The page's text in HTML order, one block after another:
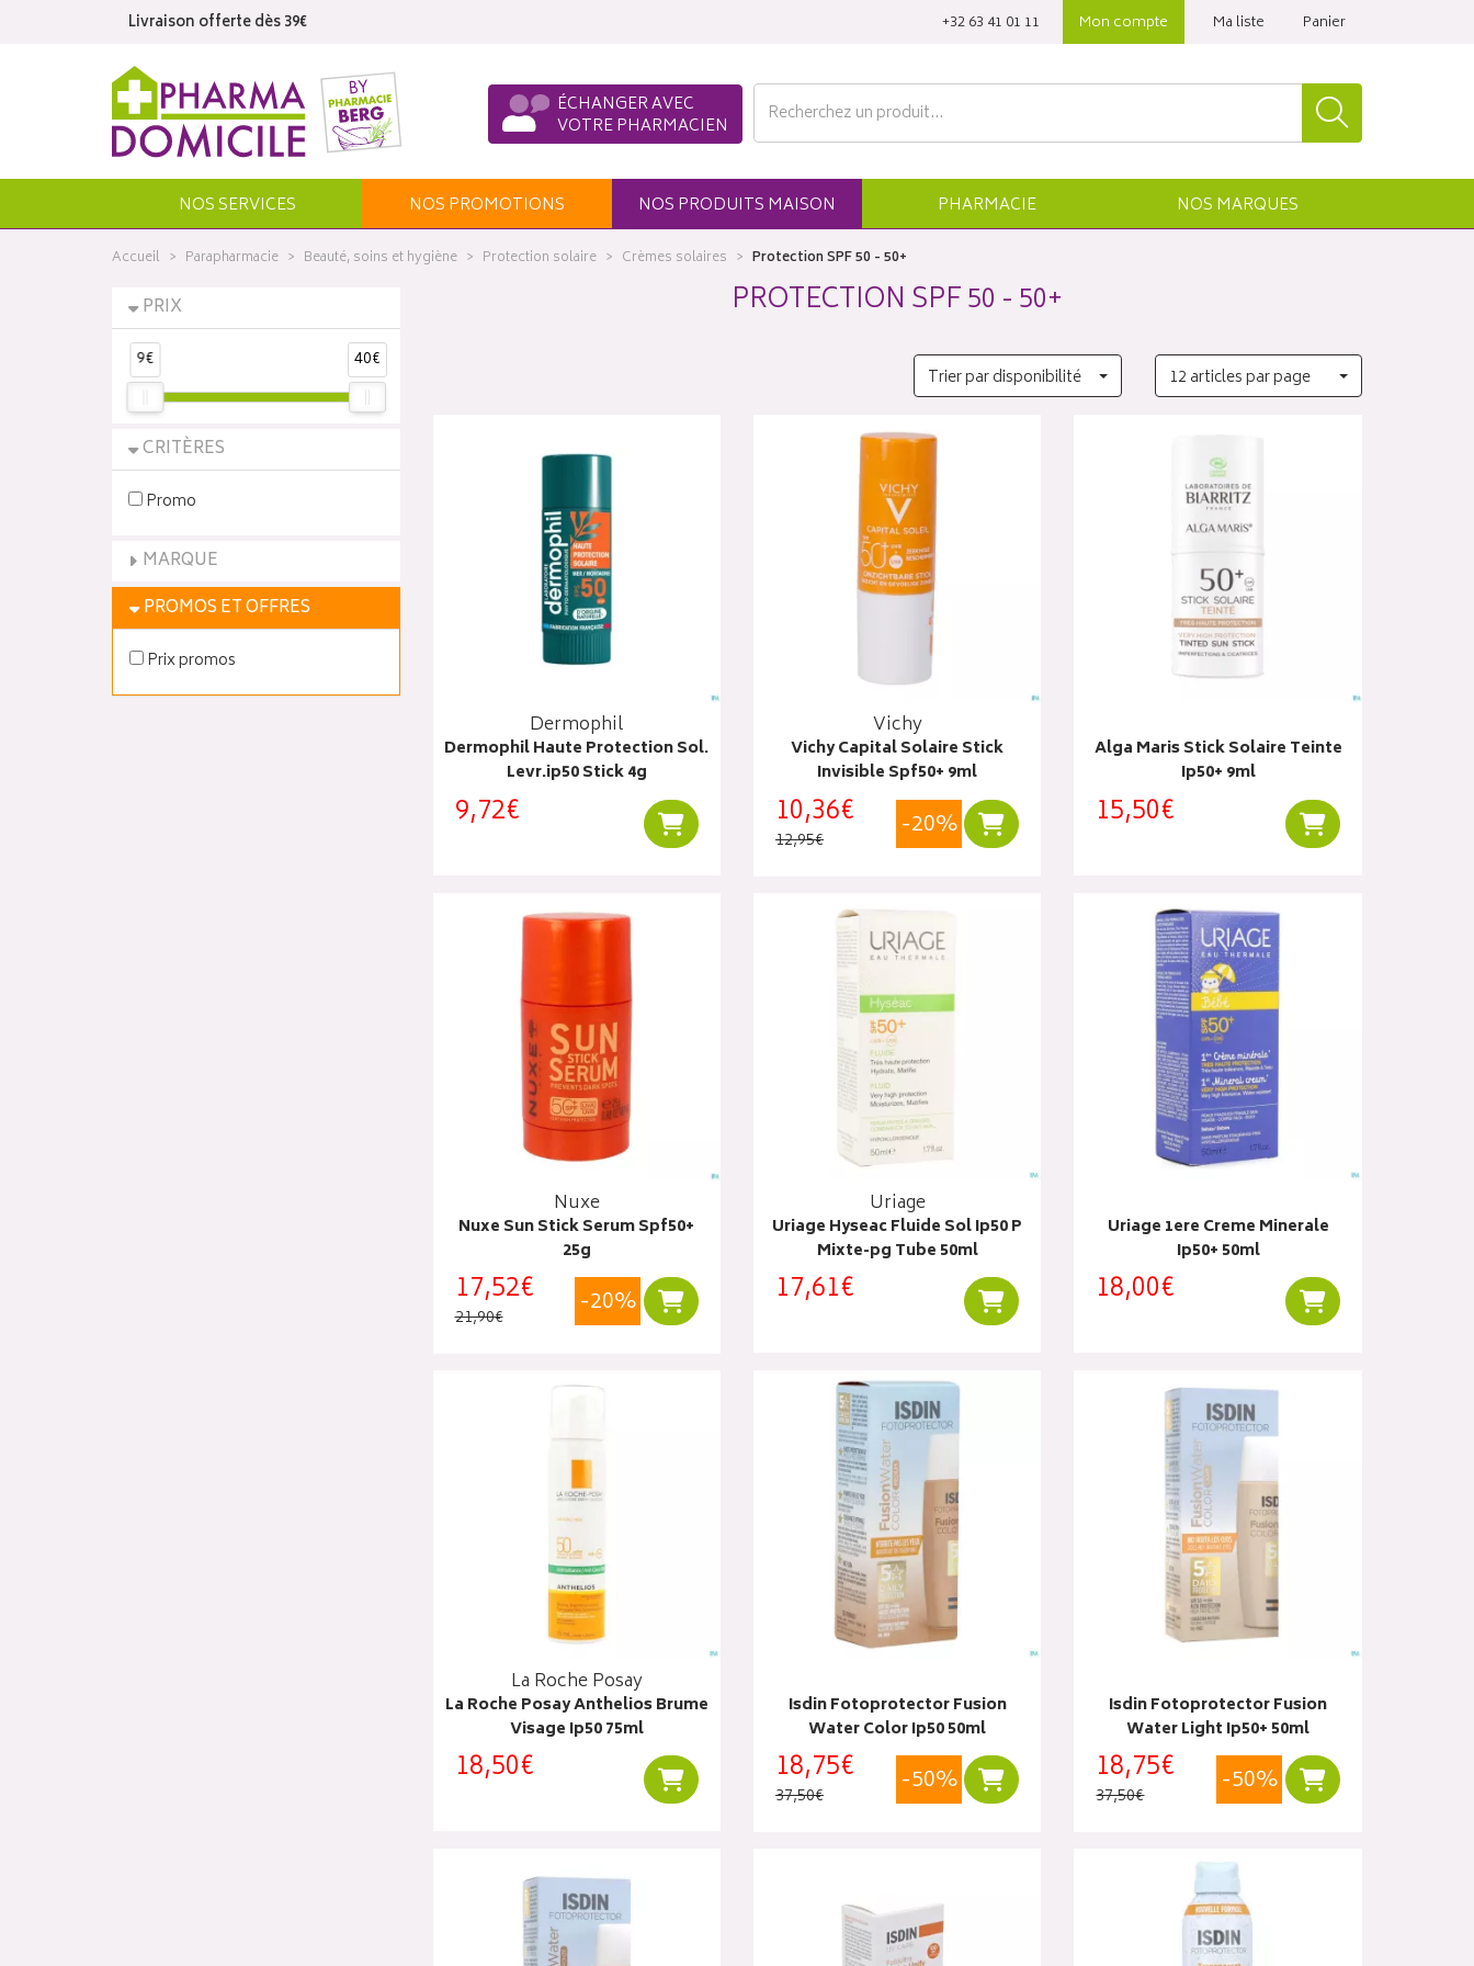
Livraison offerte dès 39€ ‭+32 63 41 01 11‬ Mon compte Ma liste Panier
ÉCHANGER AVEC
VOTRE PHARMACIEN
NOS SERVICES NOS PROMOTIONS NOS PRODUITS MAISON PHARMACIE NOS MARQUES
Accueil Parapharmacie Beauté, soins et hygiène Protection solaire Crèmes solaires Protection SPF 50 - 50+
PRIX
9€ 40€
CRITÈRES
Promo
MARQUE
PROMOS ET OFFRES
Prix promos
PROTECTION SPF 50 - 50+
Trier par disponibilité 12 articles par page
Dermophil
Dermophil Haute Protection Sol.
Levr.ip50 Stick 4g
9,72€ Ajouter au panier
Vichy
Vichy Capital Solaire Stick
Invisible Spf50+ 9ml
10,36€
12,95€ -20% Ajouter au panier
Alga Maris Stick Solaire Teinte
Ip50+ 9ml
15,50€ Ajouter au panier
Nuxe
Nuxe Sun Stick Serum Spf50+
25g
17,52€
21,90€ -20% Ajouter au panier
Uriage
Uriage Hyseac Fluide Sol Ip50 P
Mixte-pg Tube 50ml
17,61€ Ajouter au panier
Uriage 1ere Creme Minerale
Ip50+ 50ml
18,00€ Ajouter au panier
La Roche Posay
La Roche Posay Anthelios Brume
Visage Ip50 75ml
18,50€ Ajouter au panier
Isdin Fotoprotector Fusion
Water Color Ip50 50ml
18,75€
37,50€ -50% Ajouter au panier
Isdin Fotoprotector Fusion
Water Light Ip50+ 50ml
18,75€
37,50€ -50% Ajouter au panier